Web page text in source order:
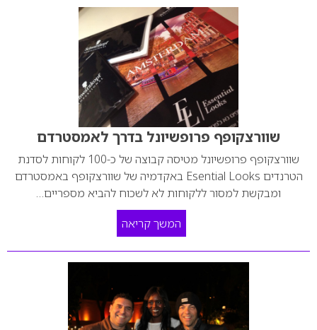
שוורצקופף פרופשיונל בדרך לאמסטרדם
שוורצקופף פרופשיונל מטיסה קבוצה של כ-100 לקוחות לסדנת
הטרנדים Esential Looks באקדמיה של שוורצקופף באמסטרדם
ומבקשת למסור ללקוחות לא לשכוח להביא מספריים…
המשך קריאה